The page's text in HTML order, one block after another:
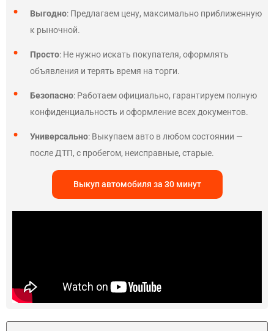
Выгодно: Предлагаем цену, максимально приближенную
к рыночной.
Просто: Не нужно искать покупателя, оформлять
объявления и терять время на торги.
Безопасно: Работаем официально, гарантируем полную
конфиденциальность и оформление всех документов.
Универсально: Выкупаем авто в любом состоянии —
после ДТП, с пробегом, неисправные, старые.
Выкуп автомобиля за 30 минут